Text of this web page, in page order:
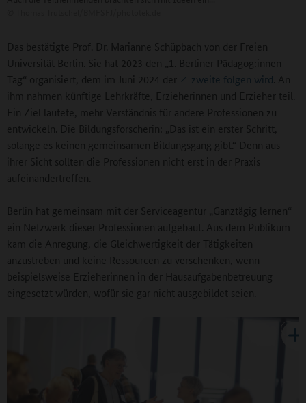
Das bestätigte Prof. Dr. Marianne Schüpbach von der Freien
Universität Berlin. Sie hat 2023 den „1. Berliner Pädagog:innen-
Tag“ organisiert, dem im Juni 2024 der
zweite folgen wird . An
ihm nahmen künftige Lehrkräfte, Erzieherinnen und Erzieher teil.
Ein Ziel lautete, mehr Verständnis für andere Professionen zu
entwickeln. Die Bildungsforscherin: „Das ist ein erster Schritt,
solange es keinen gemeinsamen Bildungsgang gibt.“ Denn aus
ihrer Sicht sollten die Professionen nicht erst in der Praxis
aufeinandertreffen.
Berlin hat gemeinsam mit der Serviceagentur „Ganztägig lernen“
ein Netzwerk dieser Professionen aufgebaut. Aus dem Publikum
kam die Anregung, die Gleichwertigkeit der Tätigkeiten
anzustreben und keine Ressourcen zu verschenken, wenn
beispielsweise Erzieherinnen in der Hausaufgabenbetreuung
eingesetzt würden, wofür sie gar nicht ausgebildet seien.